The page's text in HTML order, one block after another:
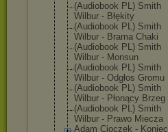
(Audiobook PL) Smith
Wilbur - Błękity
(Audiobook PL) Smith
Wilbur - Brama Chaki
(Audiobook PL) Smith
Wilbur - Monsun
(Audiobook PL) Smith
Wilbur - Odgłos Gromu
(Audiobook PL) Smith
Wilbur - Płonący Brzeg
(Audiobook PL) Smith
Wilbur - Prawo Miecza
Adam Cioczek - Koniec